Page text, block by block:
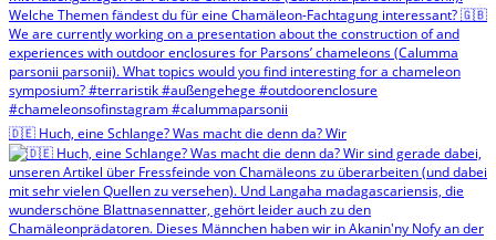
🇩🇪 Huch, eine Schlange? Was macht die denn da? Wir